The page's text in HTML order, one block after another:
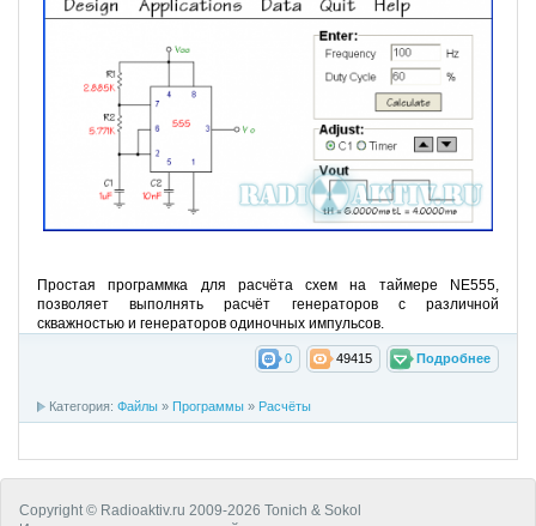
Простая программка для расчёта схем на таймере NE555,
позволяет выполнять расчёт генераторов с различной
скважностью и генераторов одиночных импульсов.
Подробнее
49415
0
Категория: Файлы » Программы » Расчёты
Copyright © Radioaktiv.ru 2009-2026 Tonich & Sokol